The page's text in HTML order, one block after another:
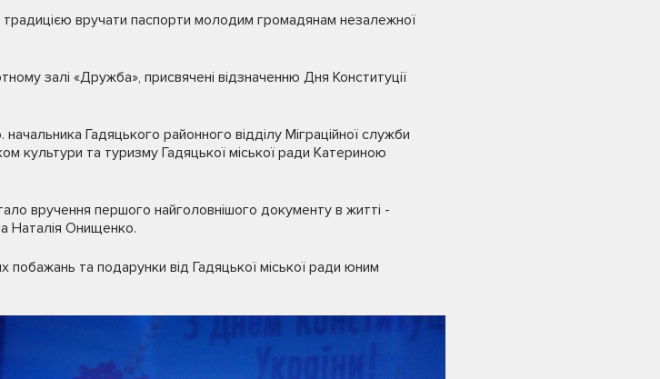
вручати паспорти молодим громадянам незалежної
залі «Дружба», присвячені відзначенню Дня Конституції
Гадяцького районного відділу Міграційної служби
культури та туризму Гадяцької міської ради Катериною
вручення першого найголовнішого документу в житті -
Наталія Онищенко.
побажань та подарунки від Гадяцької міської ради юним